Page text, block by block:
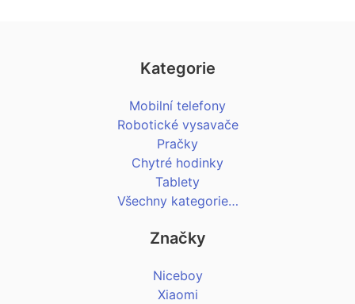
Kategorie
Mobilní telefony
Robotické vysavače
Pračky
Chytré hodinky
Tablety
Všechny kategorie…
Značky
Niceboy
Xiaomi